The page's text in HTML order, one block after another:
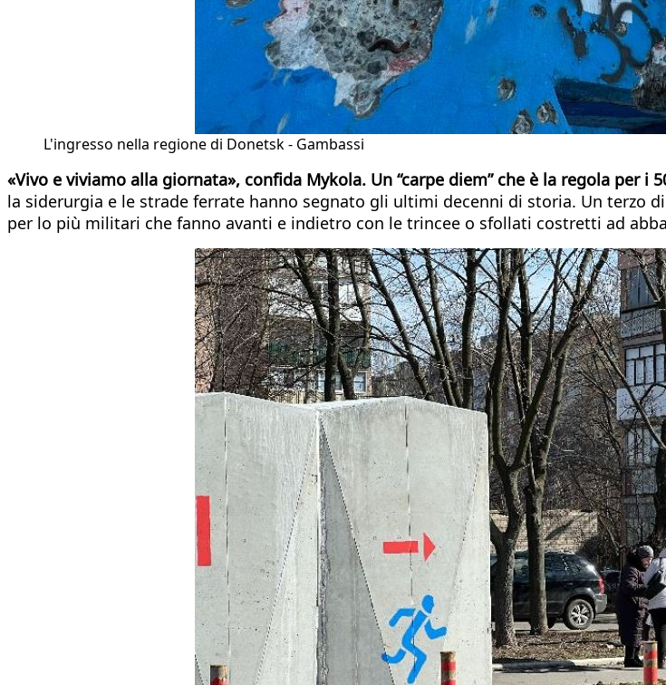
L'ingresso nella regione di Donetsk - Gambassi
«Vivo e viviamo alla giornata», confida Mykola. Un “carpe diem” che è la regola per
la siderurgia e le strade ferrate hanno segnato gli ultimi decenni di storia. Un terzo
per lo più militari che fanno avanti e indietro con le trincee o sfollati costretti ad